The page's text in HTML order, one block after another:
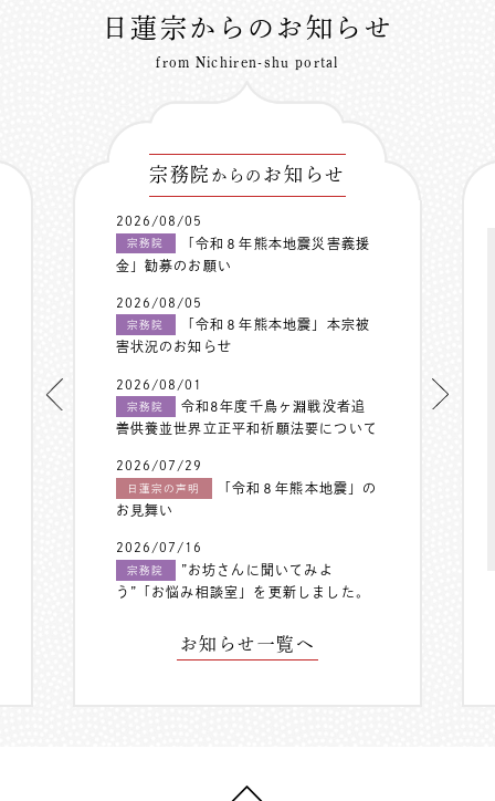
日蓮宗からのお知らせ
from Nichiren-shu portal
宗務院 からの お知らせ
2026/08/05
宗務院
「令和８年熊本地震災害義援
金」勧募のお願い
2026/08/05
宗務院
「令和８年熊本地震」本宗被
害状況のお知らせ
2026/08/01
宗務院
令和8年度千鳥ヶ淵戦没者追
善供養並世界立正平和祈願法要について
2026/07/29
日蓮宗の声明
「令和８年熊本地震」の
お見舞い
2026/07/16
宗務院
”お坊さんに聞いてみよ
う”「お悩み相談室」を更新しました。
お知らせ一覧へ